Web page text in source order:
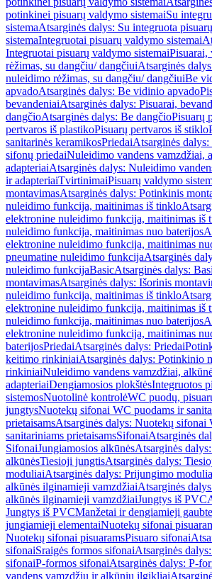
potinkinei pisuarų valdymo sistemaiSu
sistemaAtsarginės dalys: Su integruota
sistemaIntegruotai pisuarų valdymo sistemai
Integruotai pisuarų valdymo sistemaiPisuarai,
rėžimas, su dangčiu/ dangčiuiAtsarginės
nuleidimo rėžimas, su dangčiu/ dangčiuiBe
apvadoAtsarginės dalys: Be vidinio apvado
bevandeniaiAtsarginės dalys: Pisuarai,
dangčioAtsarginės dalys: Be dangčioPisuarų
pertvaros iš plastikoPisuarų pertvaros iš stiklo
sanitarinės keramikosPriedaiAtsarginės dalys:
sifonų priedaiNuleidimo vandens vamzdžiai,
adapteriaiAtsarginės dalys: Nuleidimo
ir adapteriaiTvirtinimaiPisuarų valdymo
montavimasAtsarginės dalys: Potinkinis
nuleidimo funkcija, maitinimas iš tinklo
elektronine nuleidimo funkcija, maitinimas iš
nuleidimo funkcija, maitinimas nuo baterijos
elektronine nuleidimo funkcija, maitinimas
pneumatine nuleidimo funkcijaAtsarginės
nuleidimo funkcijaBasicAtsarginės dalys:
montavimasAtsarginės dalys: Išorinis
nuleidimo funkcija, maitinimas iš tinklo
elektronine nuleidimo funkcija, maitinimas iš
nuleidimo funkcija, maitinimas nuo baterijos
elektronine nuleidimo funkcija, maitinimas
baterijosPriedaiAtsarginės dalys: Priedai
keitimo rinkiniaiAtsarginės dalys: Potinkinio
rinkiniaiNuleidimo vandens vamzdžiai,
adapteriaiDengiamosios plokštėsIntegruotos
sistemosNuotolinė kontrolėWC puodų,
jungtysNuotekų sifonai WC puodams ir
prietaisamsAtsarginės dalys: Nuotekų sifonai
sanitariniams prietaisamsSifonaiAtsarginės
SifonaiJungiamosios alkūnėsAtsarginės
alkūnėsTiesioji jungtisAtsarginės dalys:
moduliaiAtsarginės dalys: Prijungimo
alkūnės ilginamieji vamzdžiaiAtsarginės
alkūnės ilginamieji vamzdžiaiJungtys iš PVC
Jungtys iš PVCManžetai ir dengiamieji
jungiamieji elementaiNuotekų sifonai
Nuotekų sifonai pisuaramsPisuaro sifonai
sifonaiSraigės formos sifonaiAtsarginės
sifonaiP-formos sifonaiAtsarginės dalys: P-
vandens vamzdžių ir alkūnių ilgikliai